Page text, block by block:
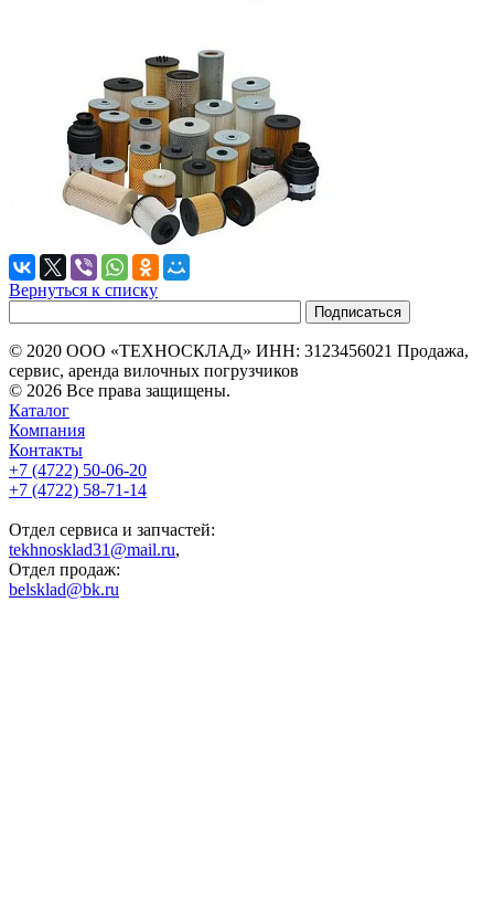
Вернуться к списку
© 2020 ООО «ТЕХНОСКЛАД» ИНН: 3123456021 Продажа,
сервис, аренда вилочных погрузчиков
© 2026 Все права защищены.
Каталог
Компания
Контакты
+7 (4722) 50-06-20
+7 (4722) 58-71-14
Отдел сервиса и запчастей:
tekhnosklad31@mail.ru,
Отдел продаж:
belsklad@bk.ru